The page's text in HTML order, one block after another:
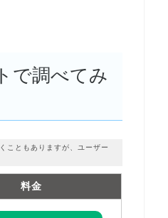
で調べてみ
こともありますが、ユーザー
料金